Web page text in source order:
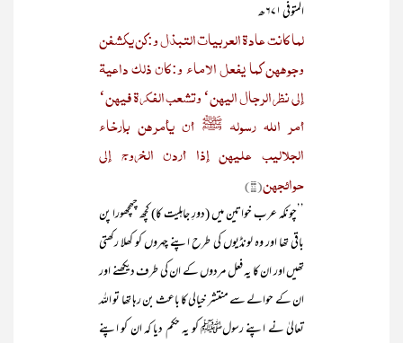
المتوفی ۶۷۱ھ
لما کانت عادۃ العربیات التبذل و:کن یکشفن
وجوھھن کما یفعل الاماء و:کان ذلک داعیۃ
إلی نظر الرجال الیھن‘ وتشعب الفکرۃ فیھن‘
أمر اللہ رسولہ ﷺ أن یأمرھن بإرخاء
الجلالیب علیھن إذا أردن الخروج إلی
حوائجھن(۲۱)
’’چونکہ عرب خواتین میں (دورِ جاہلیت کا) کچھ چھچھورا پن
باقی تھا اور وہ لونڈیوں کی طرح اپنے چہروں کو کھلا رکھتی
تھیں اور ان کا یہ فعل مردوں کے ان کی طرف دیکھنے اور
ان کے حوالے سے منتشر خیالی کا باعث بن رہا تھا تو اللہ
تعالیٰ نے اپنے رسولﷺ کو یہ حکم دیا کہ ان کو اپنے